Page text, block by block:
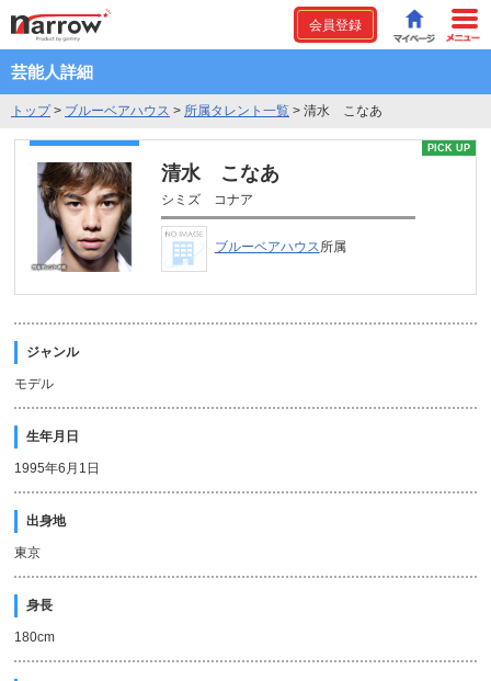
会員登録
芸能人詳細
トップ> ブルーベアハウス > 所属タレント一覧 > 清水 こなあ
PICK UP
清水 こなあ
シミズ コナア
ブルーベアハウス所属
ジャンル
モデル
生年月日
1995年6月1日
出身地
東京
身長
180cm